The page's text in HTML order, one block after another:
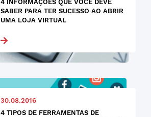
4 INFORMAÇÕES QUE VOCÊ DEVE
SABER PARA TER SUCESSO AO ABRIR
UMA LOJA VIRTUAL
30.08.2016
4 TIPOS DE FERRAMENTAS DE